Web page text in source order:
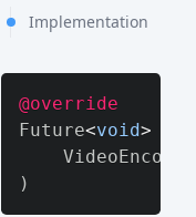
Implementation
@override
Future<void>
)